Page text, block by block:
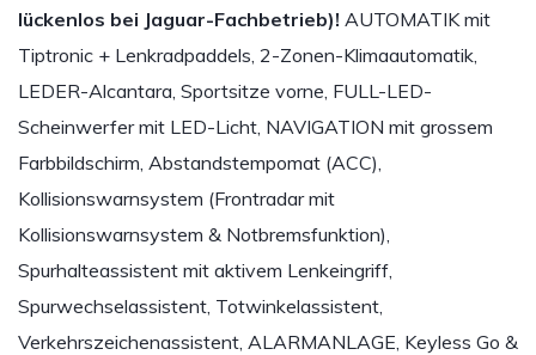
lückenlos bei Jaguar-Fachbetrieb)! AUTOMATIK mit
Tiptronic + Lenkradpaddels, 2-Zonen-Klimaautomatik,
LEDER-Alcantara, Sportsitze vorne, FULL-LED-
Scheinwerfer mit LED-Licht, NAVIGATION mit grossem
Farbbildschirm, Abstandstempomat (ACC),
Kollisionswarnsystem (Frontradar mit
Kollisionswarnsystem & Notbremsfunktion),
Spurhalteassistent mit aktivem Lenkeingriff,
Spurwechselassistent, Totwinkelassistent,
Verkehrszeichenassistent, ALARMANLAGE, Keyless Go &